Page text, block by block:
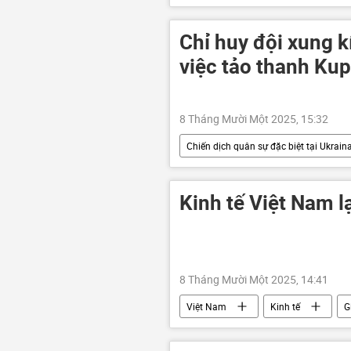
xung đột
xung đột quân sự
Quân đội Ukraina
Cuộc
Zaporozhye
xe tăng
Chỉ huy đội xung
việc tảo thanh
8 Tháng Mười Một 2025, 15:32
Chiến dịch quân sự đặc biệt tại Ukraina
Ukraina
Quân đội Ukraina
Thế giới
Quân sự
Kinh tế Việt Nam
8 Tháng Mười Một 2025, 14:41
Việt Nam Kinh tế
Bộ Tài Chính VN
Bộ Tư pháp